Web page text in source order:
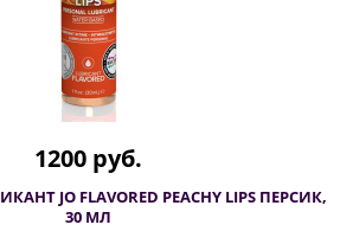
1200 руб.
JO FLAVORED PEACHY LIPS ПЕРСИК,
30 МЛ